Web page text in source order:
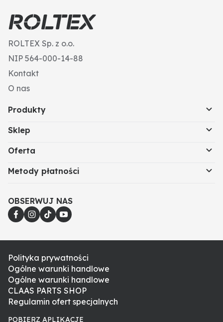
ROLTEX Sp. z o.o.
NIP 564-000-14-88
Kontakt
O nas
Produkty
Sklep
Oferta
Metody płatności
OBSERWUJ NAS
Polityka prywatności
Ogólne warunki handlowe
Ogólne warunki handlowe
CLAAS PARTS SHOP
Regulamin ofert specjalnych
POBIERZ APLIKACJE